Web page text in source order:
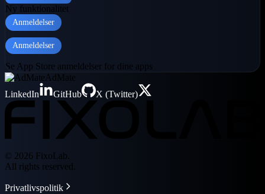
Ny funktionalitet
Anmeldelser
Anmeldelser
Se App Store anmeldelser for dine apps
AdMate
LinkedIn
GitHub X (Twitter)
© 2026 FixoLab.
All rights reserved.
Privatlivspolitik